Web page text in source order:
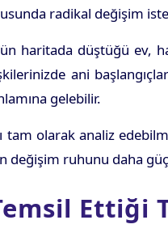
radikal değişim
haritada düştüğü ev,
ani
gelebilir.
tam olarak analiz
değişim ruhunu daha
Ettiği